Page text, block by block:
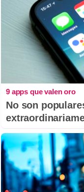
9 apps que valen oro
No son